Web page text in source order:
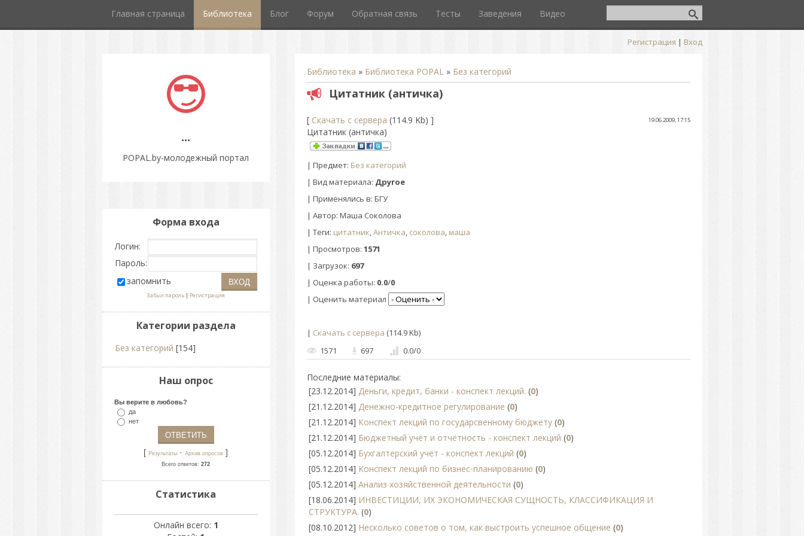
Главная страница Библиотека Блог Форум Обратная связь Тесты Заведения Видео
Регистрация | Вход
...
POPAL.by-молодежный портал
Библиотека » Библиотека POPAL» Без категорий
Цитатник (античка)
[ Скачать с сервера (114.9 Kb) ] 19.06.2009, 17:15
Цитатник (античка)
| Предмет: Без категорий
| Вид материала: Другое
| Применялись в: БГУ
| Автор: Маша Соколова
| Теги: цитатник,Античка, соколова, маша
| Просмотров: 1571
| Загрузок: 697
| Оценка работы: 0.0/0
| Оценить материал
| Скачать с сервера (114.9 Kb)
1571
697 0.0/0
Последние материалы:
[23.12.2014] Деньги, кредит, банки - конспект лекций. (0)
[21.12.2014] Денежно-кредитное регулирование (0)
[21.12.2014] Конспект лекций по государсвенному бюджету (0)
[21.12.2014] Бюджетный учёт и отчётность - конспект лекций (0)
[05.12.2014] Бухгалтерский учёт - конспект лекций (0)
[05.12.2014] Конспект лекций по бизнес-планированию (0)
[05.12.2014] Анализ хозяйственной деятельности (0)
[18.06.2014] ИНВЕСТИЦИИ, ИХ ЭКОНОМИЧЕСКАЯ СУЩНОСТЬ, КЛАССИФИКАЦИЯ И
СТРУКТУРА. (0)
[08.10.2012] Несколько советов о том, как выстроить успешное общение (0)
Форма входа
Логин:
Пароль:
запомнить
Забыл пароль | Регистрация
Категории раздела
Без категорий [154]
Наш опрос
Вы верите в любовь?
да
нет
[ Результаты · Архив опросов ]
Всего ответов: 272
Статистика
Онлайн всего: 1